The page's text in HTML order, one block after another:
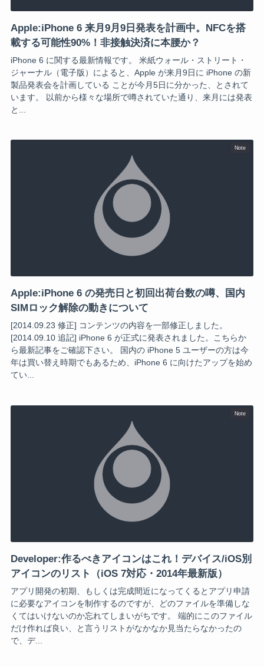
Apple:iPhone 6 来月9月9日発表を計画中。NFCを搭
載する可能性90%！非接触決済に本腰か？
iPhone 6 に関する最新情報です。 米紙ウォール・ストリート・
ジャーナル（電子版）によると、Apple が来月9日に iPhone の新
製品発表会を計画している ことが今月5日に分かった、とされて
います。 以前から様々な場所で噂されていた通り、来月には発表
と...
Note
Apple:iPhone 6 の発売日と初回出荷台数の噂、国内
SIMロック解除の動きについて
[2014.09.23 修正] コンテンツの内容を一部修正しました。
[2014.09.10 追記] iPhone 6 が正式に発表されました。こちらか
ら最新記事をご確認下さい。 国内の iPhone 5 ユーザーの方は今
年は買い替え時期でもあるため、iPhone 6 に向けたアップを始め
てい...
Note
Developer:作るべきアイコンはこれ！デバイス/iOS別
アイコンのリスト（iOS 7対応・2014年最新版）
アプリ開発の初期、もしくは完成間近になってくるとアプリ申請
に必要なアイコンを制作するのですが、どのファイルを準備しな
くてはいけないのか忘れてしまいがちです。 端的にこのファイル
だけ作れば良い、と言うリストがなかなか見当たらなかったの
で、デ...